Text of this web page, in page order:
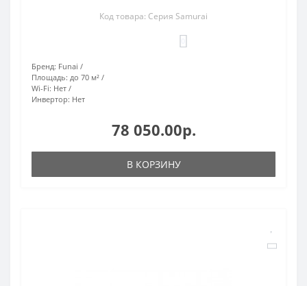
Код товара: Серия Samurai
Бренд: Funai
Площадь: до 70 м²
Wi-Fi: Нет
Инвертор: Нет
78 050.00р.
В КОРЗИНУ